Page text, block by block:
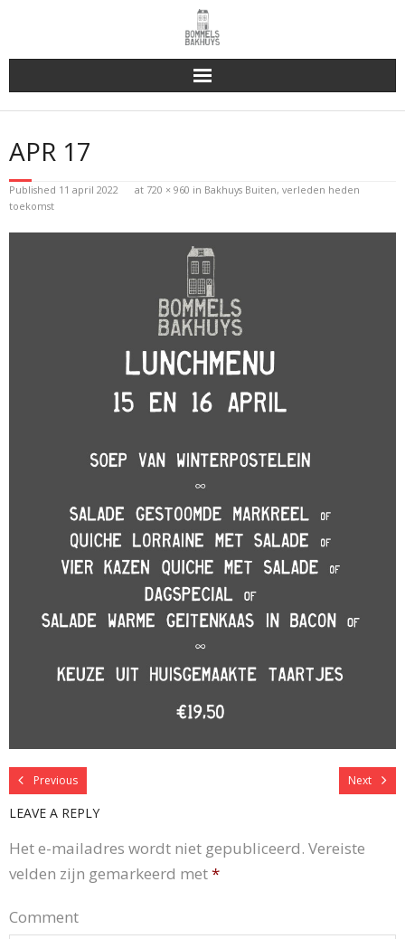
Bakhuys Buiten, verleden heden toekomst
Reserveren & Bestellen
Bommels Buiten
APR 17
Published 11 april 2022 at 720 × 960 in Bakhuys Buiten, verleden heden
toekomst
Previous Next
LEAVE A REPLY
Het e-mailadres wordt niet gepubliceerd. Vereiste
velden zijn gemarkeerd met*
Comment